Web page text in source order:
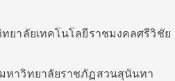
ยาลัยเทคโนโลยีราชมงคลศรีวิชัย
หาวิทยาลัยราชภัฏสวนสุนันทา